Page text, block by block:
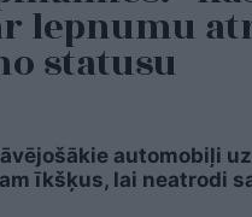
lepnumu
statusu
automobiļi uz
īkšķus, lai neatrodi